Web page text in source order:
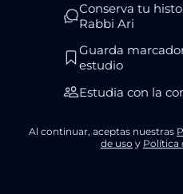
Conserva tu
Rabbi Ari
Guarda
estudio
Estudia con la
Al continuar, aceptas nuestras
de uso y Política